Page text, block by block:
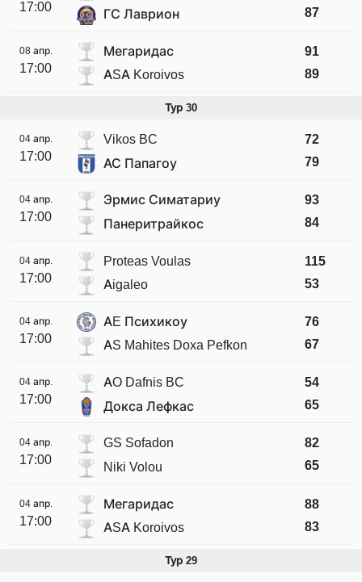
17:00
ГС Лаврион
87
08 апр.
17:00
Мегаридас
ASA Koroivos
91
89
Тур 30
04 апр.
17:00
Vikos BC
АС Папагоу
72
79
04 апр.
17:00
Эрмис Симатариу
Панеритрайкос
93
84
04 апр.
17:00
Proteas Voulas
Aigaleo
115
53
04 апр.
17:00
AE Психикоу
AS Mahites Doxa Pefkon
76
67
04 апр.
17:00
AO Dafnis BC
Докса Лефкас
54
65
04 апр.
17:00
GS Sofadon
Niki Volou
82
65
04 апр.
17:00
Мегаридас
ASA Koroivos
88
83
Тур 29